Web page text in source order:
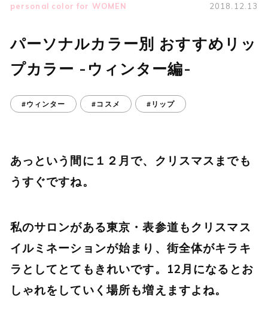
personal color for WOMEN 2018.12.13
パーソナルカラー別 おすすめリッ
プカラー -ウィンター編-
#ウィンター #コスメ #リップ
あっという間に１２月で、クリスマスまでも
うすぐですね。
私のサロンがある東京・表参道もクリスマス
イルミネーションが始まり、街全体がキラキ
ラとしてとてもきれいです。12月になるとお
しゃれをしていく場所も増えますよね。